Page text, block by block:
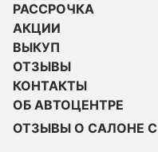
РАССРОЧКА
АКЦИИ
ВЫКУП
ОТЗЫВЫ
КОНТАКТЫ
ОБ АВТОЦЕНТРЕ
ОТЗЫВЫ О САЛОНЕ